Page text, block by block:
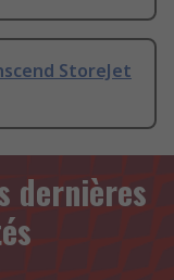
StoreJet
dernières